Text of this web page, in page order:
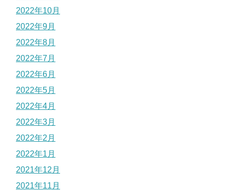
2022年10月
2022年9月
2022年8月
2022年7月
2022年6月
2022年5月
2022年4月
2022年3月
2022年2月
2022年1月
2021年12月
2021年11月